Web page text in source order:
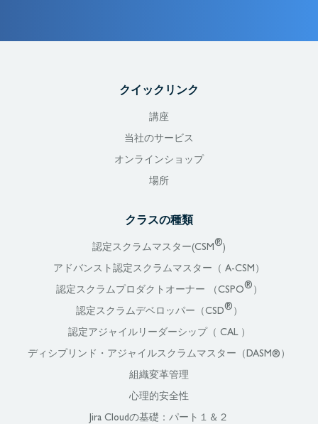
クイックリンク
講座
当社のサービス
オンラインショップ
場所
クラスの種類
認定スクラムマスター(CSM®)
アドバンスト認定スクラムマスター（ A-CSM）
認定スクラムプロダクトオーナー （CSPO® ）
認定スクラムデベロッパー（CSD® ）
認定アジャイルリーダーシップ（ CAL ）
ディシプリンド・アジャイルスクラムマスター（DASM®）
組織変革管理
心理的安全性
Jira Cloudの基礎：パート１＆２